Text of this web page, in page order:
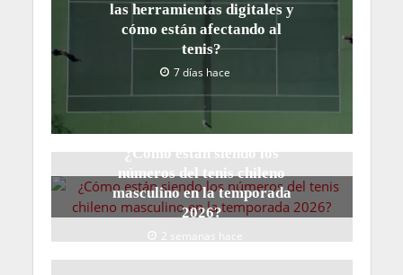
las herramientas digitales y
cómo están afectando al
tenis?
7 días hace
¿Cómo están siendo los
números del tenis chileno
masculino en la temporada
2026?
2 semanas hace